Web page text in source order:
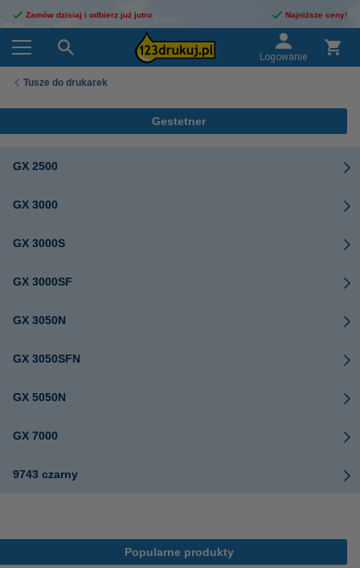
Zamów dzisiaj i odbierz już jutro Najniższe ceny!
Logowanie
Tusze do drukarek
Gestetner
GX 2500
GX 3000
GX 3000S
GX 3000SF
GX 3050N
GX 3050SFN
GX 5050N
GX 7000
9743 czarny
Popularne produkty